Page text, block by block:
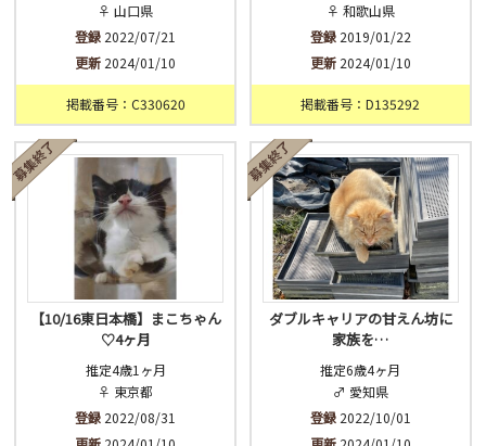
♀ 山口県
登録 2022/07/21
更新 2024/01/10
掲載番号：C330620
♀ 和歌山県
登録2019/01/22
更新2024/01/10
掲載番号：D135292
【10/16東日本橋】まこちゃん
♡4ヶ月
推定4歳1ヶ月
♀ 東京都
登録 2022/08/31
ダブルキャリアの甘えん坊に
家族を…
推定6歳4ヶ月
♂ 愛知県
登録2022/10/01